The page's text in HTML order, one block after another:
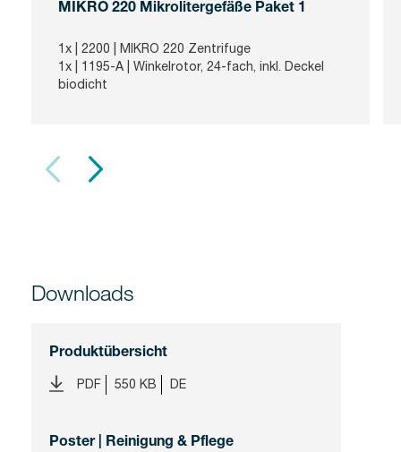
MIKRO 220 Mikrolitergefäße Paket 1
1x | 2200 | MIKRO 220 Zentrifuge
1x | 1195-A | Winkelrotor, 24-fach, inkl. Deckel
biodicht
Downloads
Produktübersicht
PDF 550 KB DE
Poster | Reinigung & Pflege